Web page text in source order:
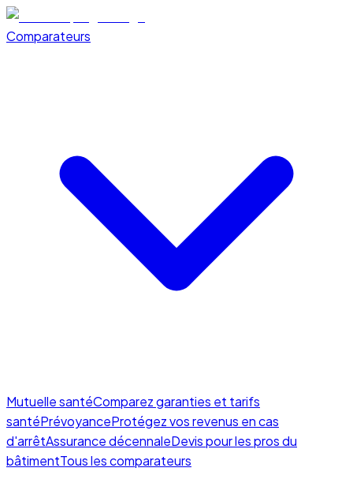
Comparateurs
Mutuelle santéComparez garanties et tarifs
santéPrévoyanceProtégez vos revenus en cas
d'arrêtAssurance décennaleDevis pour les pros du
bâtimentTous les comparateurs